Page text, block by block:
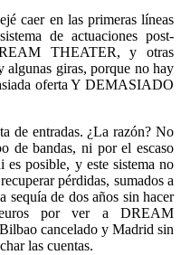
caer en las primeras líneas
de actuaciones post-
THEATER, y otras
algunas giras, porque no hay
oferta Y DEMASIADO
de entradas. ¿La razón? No
de bandas, ni por el escaso
es posible, y este sistema no
pérdidas, sumados a
sequía de dos años sin hacer
por ver a DREAM
cancelado y Madrid sin
las cuentas.